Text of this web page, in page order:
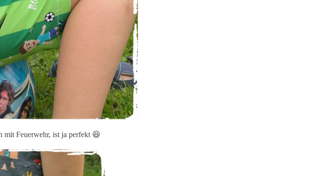
mit Feuerwehr, ist ja perfekt 😆